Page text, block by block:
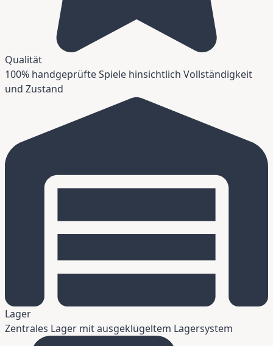
Qualität
100% handgeprüfte Spiele hinsichtlich Vollständigkeit
und Zustand
Lager
Zentrales Lager mit ausgeklügeltem Lagersystem